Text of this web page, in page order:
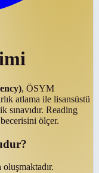
, ÖSYM
atlama ile lisansüstü
sınavıdır. Reading
ölçer.
oluşmaktadır.